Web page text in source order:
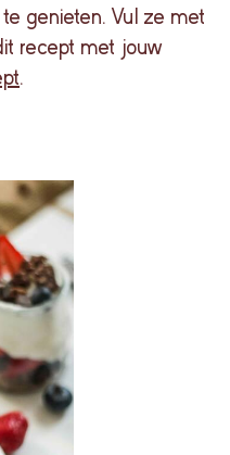
te genieten. Vul ze met
recept met jouw
.